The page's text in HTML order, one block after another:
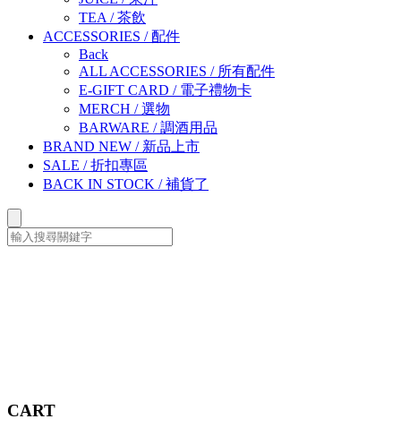
TEA /茶飲
ACCESSORIES /配件
Back
ALL ACCESSORIES / 所有配件
E-GIFT CARD / 電子禮物卡
MERCH /選物
BARWARE /調酒用品
BRAND NEW / 新品上市
SALE /折扣專區
BACK IN STOCK /補貨了
CART